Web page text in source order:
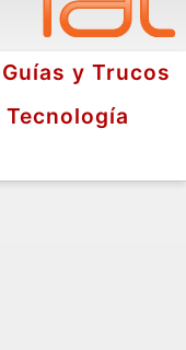
Guías y Trucos
Tecnología